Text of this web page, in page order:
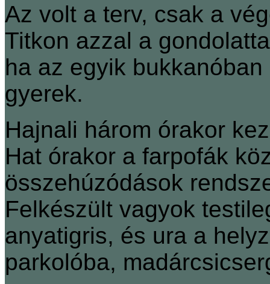
Az volt a terv, csak a
Titkon azzal a
ha az egyik
gyerek.
Hajnali három órakor
Hat órakor a farpofák
összehúzódások
Felkészült vagyok
anyatigris, és ura a
parkolóba,